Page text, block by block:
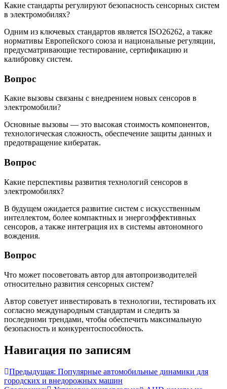
Какие стандарты регулируют безопасность сенсорных систем
в электромобилях?
Одним из ключевых стандартов является ISO26262, а также
нормативы Европейского союза и национальные регуляции,
предусматривающие тестирование, сертификацию и
калибровку систем.
Вопрос
Какие вызовы связаны с внедрением новых сенсоров в
электромобили?
Основные вызовы — это высокая стоимость компонентов,
технологическая сложность, обеспечение защиты данных и
предотвращение кибератак.
Вопрос
Какие перспективы развития технологий сенсоров в
электромобилях?
В будущем ожидается развитие систем с искусственным
интеллектом, более компактных и энергоэффективных
сенсоров, а также интеграция их в системы автономного
вождения.
Вопрос
Что может посоветовать автор для автопроизводителей
относительно развития сенсорных систем?
Автор советует инвестировать в технологии, тестировать их
согласно международным стандартам и следить за
последними трендами, чтобы обеспечить максимальную
безопасность и конкурентоспособность.
Навигация по записям
Предыдущая: Популярные автомобильные динамики для
городских и внедорожных машин